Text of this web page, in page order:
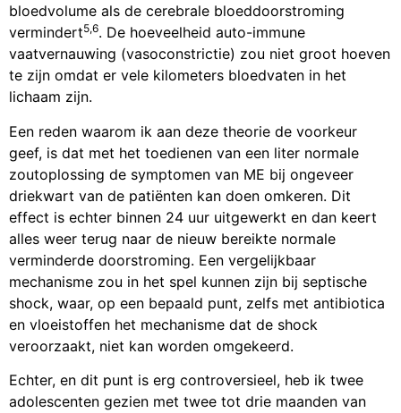
bloedvolume als de cerebrale bloeddoorstroming
vermindert5,6. De hoeveelheid auto-immune
vaatvernauwing (vasoconstrictie) zou niet groot hoeven
te zijn omdat er vele kilometers bloedvaten in het
lichaam zijn.
Een reden waarom ik aan deze theorie de voorkeur
geef, is dat met het toedienen van een liter normale
zoutoplossing de symptomen van ME bij ongeveer
driekwart van de patiënten kan doen omkeren. Dit
effect is echter binnen 24 uur uitgewerkt en dan keert
alles weer terug naar de nieuw bereikte normale
verminderde doorstroming. Een vergelijkbaar
mechanisme zou in het spel kunnen zijn bij septische
shock, waar, op een bepaald punt, zelfs met antibiotica
en vloeistoffen het mechanisme dat de shock
veroorzaakt, niet kan worden omgekeerd.
Echter, en dit punt is erg controversieel, heb ik twee
adolescenten gezien met twee tot drie maanden van